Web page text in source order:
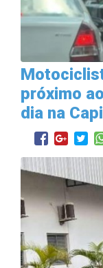
próximo
dia na